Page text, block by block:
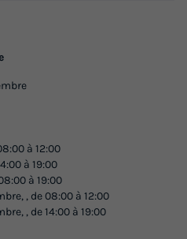
à 12:00
à 19:00
à 19:00
, de 08:00 à 12:00
, de 14:00 à 19:00